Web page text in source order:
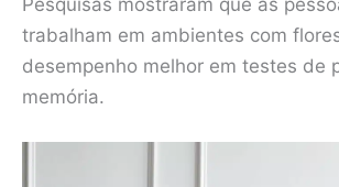
trabalham em ambientes com
desempenho melhor em testes de
memória.